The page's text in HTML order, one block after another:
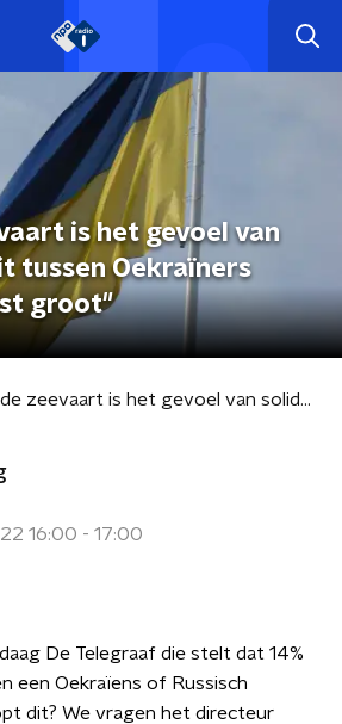
is het gevoel van
tussen Oekraïners
groot"
"In de zeevaart is het gevoel van solidariteit tussen Oekraïners Russen juist groot"
16:00 - 17:00
De Telegraaf die stelt dat 14%
een Oekraïens of Russisch
dit? We vragen het directeur